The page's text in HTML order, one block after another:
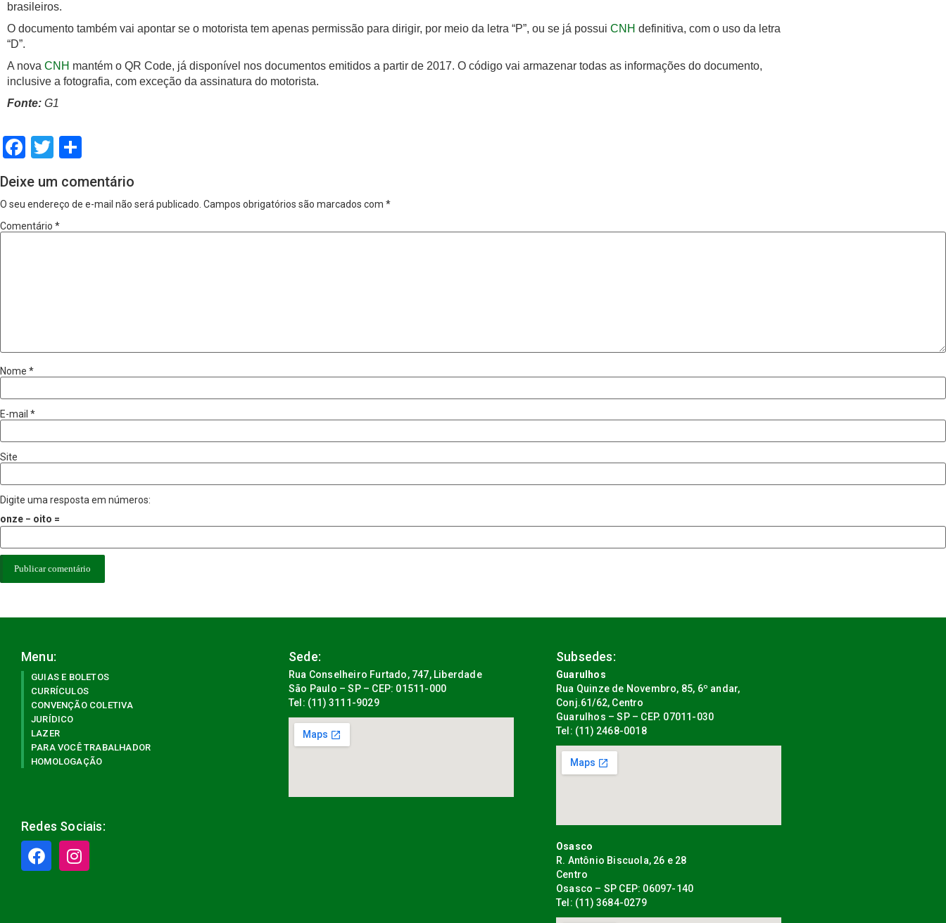
brasileiros.
O documento também vai apontar se o motorista tem apenas permissão para dirigir, por meio da letra “P”, ou se já possui CNH definitiva, com o uso da letra
“D”.
A nova CNH mantém o QR Code, já disponível nos documentos emitidos a partir de 2017. O código vai armazenar todas as informações do documento,
inclusive a fotografia, com exceção da assinatura do motorista.
Fonte: G1
Facebook
Twitter
Deixe um comentário
O seu endereço de e-mail não será publicado. Campos obrigatórios são marcados com *
Comentário *
Nome *
E-mail *
Site
Digite uma resposta em números:
onze − oito =
Menu:
GUIAS E BOLETOS
CURRÍCULOS
CONVENÇÃO COLETIVA
JURÍDICO
LAZER
PARA VOCÊ TRABALHADOR
HOMOLOGAÇÃO
Redes Sociais:
Sede:
Rua Conselheiro Furtado, 747, Liberdade
São Paulo – SP – CEP: 01511-000
Tel: (11) 3111-9029
Subsedes:
Guarulhos
Rua Quinze de Novembro, 85, 6º andar,
Conj.61/62, Centro
Guarulhos – SP – CEP. 07011-030
Tel: (11) 2468-0018
Osasco
R. Antônio Biscuola, 26 e 28
Centro
Osasco – SP CEP: 06097-140
Tel: (11) 3684-0279